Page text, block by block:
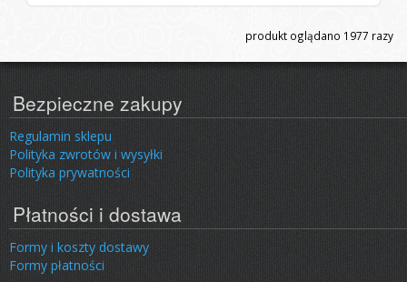
produkt oglądano 1977 razy
Bezpieczne zakupy
Regulamin sklepu
Polityka zwrotów i wysyłki
Polityka prywatności
Płatności i dostawa
Formy i koszty dostawy
Formy płatności